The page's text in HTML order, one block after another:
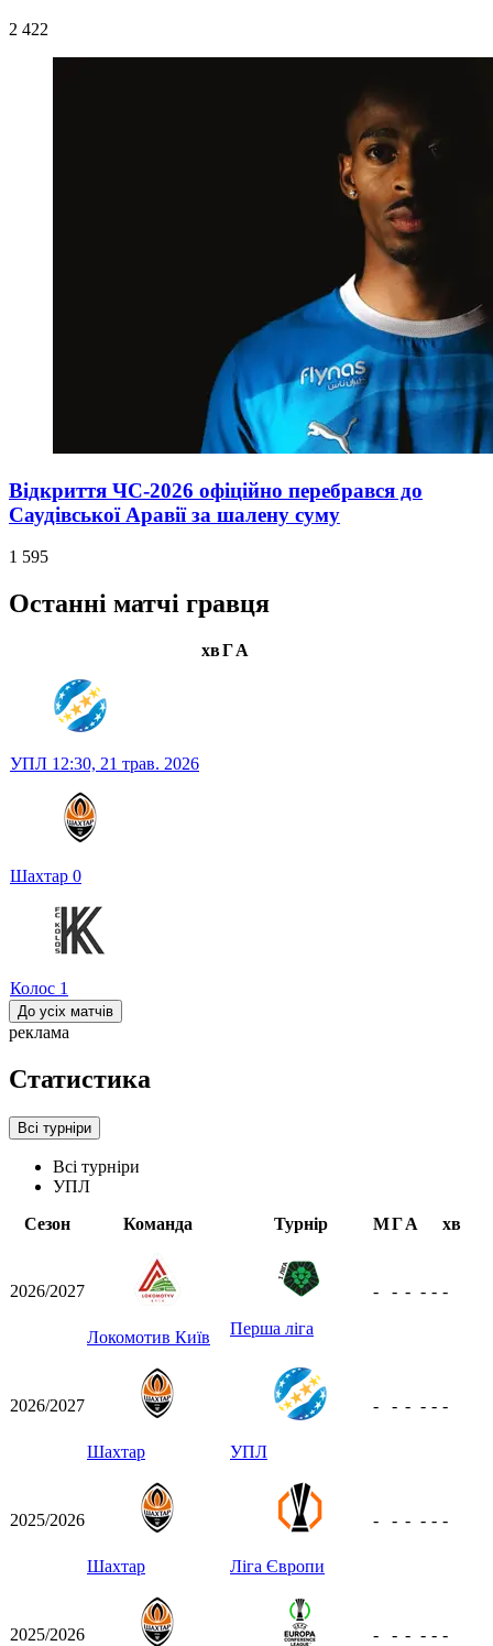
2 422
Відкриття ЧС-2026 офіційно перебрався до
Саудівської Аравії за шалену суму
1 595
Останні матчі гравця
хвГА
УПЛ 12:30, 21 трав. 2026
Шахтар 0
Колос 1
До усіх матчів
реклама
Статистика
Всі турніри
Всі турніри
УПЛ
Сезон
Команда Турнір МГА хв
2026/2027
Локомотив Київ Перша ліга
- - - - - -
2026/2027
Шахтар УПЛ
- - - - - -
2025/2026
Шахтар Ліга Європи
- - - - - -
2025/2026 - - - - - -